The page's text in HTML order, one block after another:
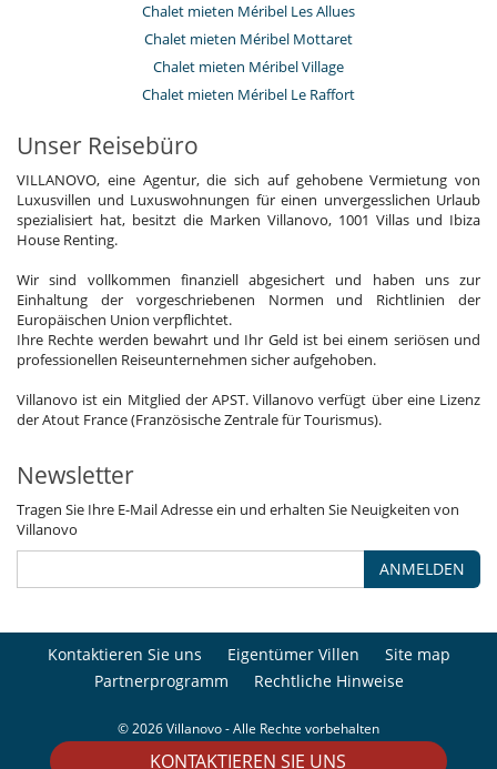
KONTAKTIEREN SIE UNS
Chalet mieten Méribel Les Allues
Chalet mieten Méribel Mottaret
Chalet mieten Méribel Village
Chalet mieten Méribel Le Raffort
Unser Reisebüro
VILLANOVO, eine Agentur, die sich auf gehobene Vermietung von
Luxusvillen und Luxuswohnungen für einen unvergesslichen Urlaub
spezialisiert hat, besitzt die Marken Villanovo, 1001 Villas und Ibiza
House Renting.
Wir sind vollkommen finanziell abgesichert und haben uns zur
Einhaltung der vorgeschriebenen Normen und Richtlinien der
Europäischen Union verpflichtet.
Ihre Rechte werden bewahrt und Ihr Geld ist bei einem seriösen und
professionellen Reiseunternehmen sicher aufgehoben.
Villanovo ist ein Mitglied der APST. Villanovo verfügt über eine Lizenz
der Atout France (Französische Zentrale für Tourismus).
Newsletter
Tragen Sie Ihre E-Mail Adresse ein und erhalten Sie Neuigkeiten von
Villanovo
ANMELDEN
Kontaktieren Sie uns Eigentümer Villen
Site map
Partnerprogramm
Rechtliche Hinweise
© 2026 Villanovo - Alle Rechte vorbehalten